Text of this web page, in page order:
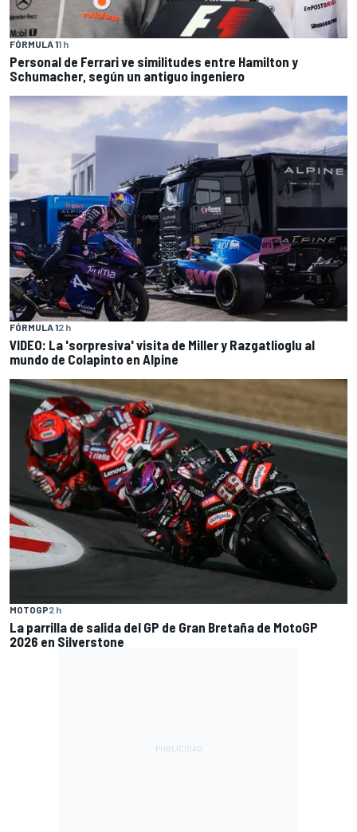
FÓRMULA 11 h
Personal de Ferrari ve similitudes entre Hamilton y
Schumacher, según un antiguo ingeniero
FÓRMULA 12 h
VIDEO: La 'sorpresiva' visita de Miller y Razgatlioglu al
mundo de Colapinto en Alpine
MOTOGP2 h
La parrilla de salida del GP de Gran Bretaña de MotoGP
2026 en Silverstone